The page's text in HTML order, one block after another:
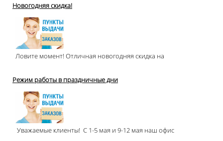
Новогодняя скидка!
Ловите момент! Отличная новогодняя скидка на
Режим работы в праздничные дни
Уважаемые клиенты! С 1-5 мая и 9-12 мая наш офис